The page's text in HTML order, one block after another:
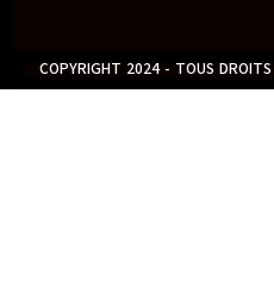
COPYRIGHT 2024 - TOUS DROITS